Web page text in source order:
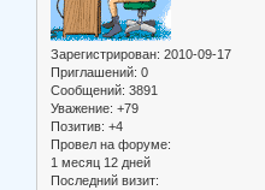
Зарегистрирован: 2010-09-17
Приглашений: 0
Сообщений: 3891
Уважение: +79
Позитив: +4
Провел на форуме:
1 месяц 12 дней
Последний визит: